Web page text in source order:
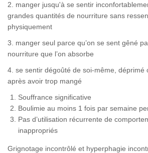
2. manger jusqu'à se sentir
grandes quantités de nourriture sans
physiquement
3. manger seul parce qu’on se sent gêné
nourriture que l’on absorbe
4. se sentir dégoûté de soi-même, déprimé
après avoir trop mangé
Souffrance significative
Boulimie au moins 1 fois par semaine
Pas d’utilisation récurrente de
inappropriés
Grignotage incontrôlé et hyperphagie